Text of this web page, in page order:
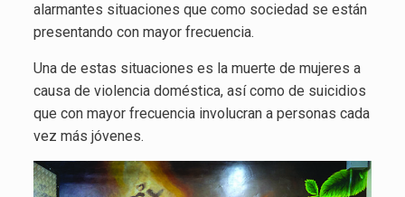
alarmantes situaciones que como sociedad se están
presentando con mayor frecuencia.
Una de estas situaciones es la muerte de mujeres a
causa de violencia doméstica, así como de suicidios
que con mayor frecuencia involucran a personas cada
vez más jóvenes.